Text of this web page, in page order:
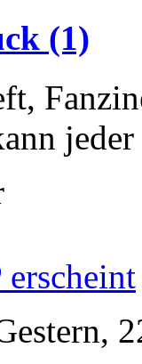
(1)
erscheint